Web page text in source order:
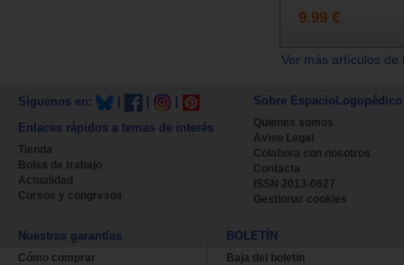
9.99 €
Ver más artículos
Síguenos en:
Enlaces rápidos a temas de interés
Tienda
Bolsa de trabajo
Actualidad
Cursos y congresos
Sobre EspacioLogopédico
Quienes somos
Aviso Legal
Colabora con nosotros
Contacta
ISSN 2013-0627
Gestionar cookies
Nuestras garantías
Cómo comprar
BOLETÍN
Baja del boletin